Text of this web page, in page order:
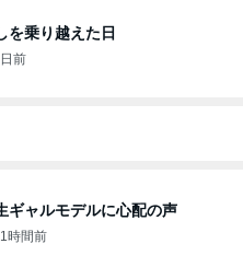
を乗り越えた日
前
ギャルモデルに心配の声
時間前